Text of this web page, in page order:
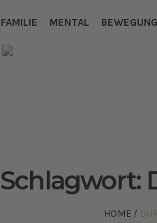
FAMILIE MENTAL BEWEGUNG
Schlagwort:
HOME /